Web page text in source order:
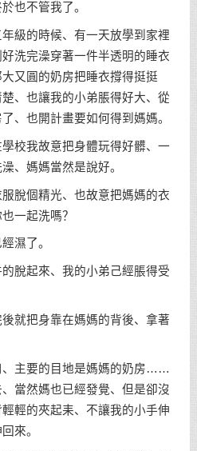
也不管我了。
的時候、有一天放學到家裡
洗完澡穿著一件半透明的睡衣
又圓的奶房把睡衣撐得挺挺
、也讓我的小弟脹得好大、從
、也開計畫要如何得到媽媽。
我故意把身體玩得好髒、一
、媽媽當然是說好。
個精光、也故意把媽媽的衣
一起洗嗎？
濕了。
起來、我的小弟己經脹得受
把身靠在媽媽的背後、拿著
主要的目地是媽媽的奶房……
當然媽也已經發覺、但是卻沒
輕的夾起耒、不讓我的小手伸
來。